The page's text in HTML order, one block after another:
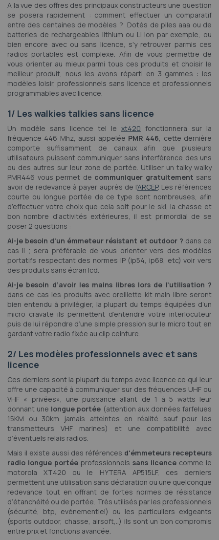
A la vue des offres des principaux constructeurs une question
se posera rapidement : comment effectuer un comparatif
entre des centaines de modèles ? Dotés de piles aaa ou de
batteries de rechargeables lithium ou Li Ion par exemple, ou
bien encore avec ou sans licence, s'y retrouver parmis ces
radios portables est complexe. Afin de vous permettre de
vous orienter au mieux parmi tous ces produits et choisir le
meilleur produit, nous les avons réparti en 3 gammes : les
modèles loisir, professionnels sans licence et professionnels
programmables avec licence.
1/ Les walkies talkies sans licence
Un modèle sans licence tel le xt420 fonctionnera sur la
fréquence 446 Mhz, aussi appelée PMR 446, cette dernière
comporte suffisamment de canaux afin que plusieurs
utilisateurs puissent communiquer sans interférence des uns
ou des autres sur leur zone de portée. Utiliser un talky walky
PMR446 vous permet de communiquer gratuitement sans
avoir de redevance à payer auprès de l’ARCEP. Les références
courte ou longue portée de ce type sont nombreuses, afin
d’effectuer votre choix que cela soit pour le ski, la chasse et
bon nombre d’activités extérieures, il est primordial de se
poser 2 questions :
Ai-je besoin d’un émmeteur résistant et outdoor ? dans ce
cas il ; sera préférable de vous orienter vers des modèles
portatifs respectant des normes IP (ip54, ip68, etc) voir vers
des produits sans écran lcd.
Ai-je besoin d’avoir les mains libres lors de l’utilisation ?
dans ce cas les produits avec oreillette kit main libre seront
bien entendu à privilégier, la plupart du temps équipées d’un
micro cravate ils permettent d’entendre votre interlocuteur
puis de lui répondre d’une simple pression sur le micro tout en
gardant votre radio fixée au clip ceinture.
2/ Les modèles professionnels avec et sans
licence
Ces derniers sont la plupart du temps avec licence ce qui leur
offre une capacité à communiquer sur des fréquences UHF ou
VHF « privées», une puissance allant de 1 à 5 watts leur
donnant une longue portée (attention aux données farfelues
15KM ou 30km jamais atteintes en réalité sauf pour les
transmetteurs VHF marines) et une compatibilité avec
d’éventuels relais radios.
Mais il existe aussi des références d'émmeteurs recepteurs
radio longue portée professionnels sans licence comme le
motorola XT420 ou le HYTERA AP515LF, ces derniers
permettent une utilisation sans déclaration ou une quelconque
redevance tout en offrant de fortes normes de résistance
d’étanchéité ou de portée. Très utilisés par les professionnels
(sécurité, btp, evénementiel) ou les particuliers exigeants
(sports outdoor, chasse, airsoft,..) ils sont un bon compromis
entre prix et fonctions avancée.